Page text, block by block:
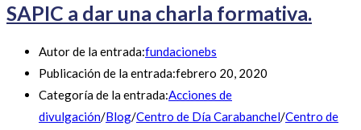
SAPIC a dar una charla formativa.
Autor de la entrada:fundacionebs
Publicación de la entrada:febrero 20, 2020
Categoría de la entrada:Acciones de
divulgación/Blog/Centro de Día Carabanchel/Centro de